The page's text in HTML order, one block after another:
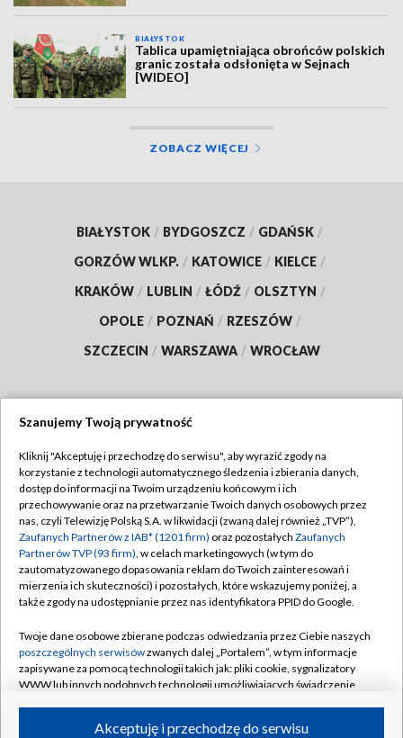
BIAŁYSTOK
Tablica upamiętniająca obrońców polskich
granic została odsłonięta w Sejnach
[WIDEO]
ZOBACZ WIĘCEJ
BIAŁYSTOK / BYDGOSZCZ / GDAŃSK /
GORZÓW WLKP. / KATOWICE / KIELCE /
KRAKÓW / LUBLIN / ŁÓDŹ / OLSZTYN /
OPOLE / POZNAŃ / RZESZÓW /
SZCZECIN / WARSZAWA / WROCŁAW
TVP
Abonament TVP
Emisja w TVP
Centrum informacji TVP
Naziemna Telewizja Cyfrowa
Rada Programowa
System NOS
Informacje o nadawcy
Regulamin TVP
Polityka prywatności
Moje zgody
Pomoc
Kontakt
Kanały
Szanujemy Twoją prywatność
Kliknij "Akceptuję i przechodzę do serwisu", aby wyrazić zgody na
korzystanie z technologii automatycznego śledzenia i zbierania danych,
dostęp do informacji na Twoim urządzeniu końcowym i ich
przechowywanie oraz na przetwarzanie Twoich danych osobowych przez
nas, czyli Telewizję Polską S.A. w likwidacji (zwaną dalej również „TVP”),
Zaufanych Partnerów z IAB* (1201 firm) oraz pozostałych Zaufanych
Partnerów TVP (93 firm), w celach marketingowych (w tym do
zautomatyzowanego dopasowania reklam do Twoich zainteresowań i
mierzenia ich skuteczności) i pozostałych, które wskazujemy poniżej, a
także zgody na udostępnianie przez nas identyfikatora PPID do Google.
Twoje dane osobowe zbierane podczas odwiedzania przez Ciebie naszych
poszczególnych serwisówzwanych dalej „Portalem”, w tym informacje
zapisywane za pomocą technologii takich jak: pliki cookie, sygnalizatory
WWW lub innych podobnych technologii umożliwiających świadczenie
ruchu w Internecie.Akceptuję i przechodzę do serwisu